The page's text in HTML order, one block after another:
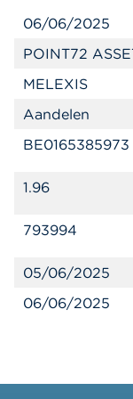
06/06/2025
POINT72
MELEXIS
Aandelen
BE0165385973
1.96
793994
05/06/2025
06/06/2025